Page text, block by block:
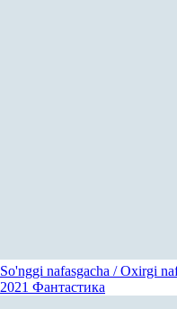
So'nggi nafasgacha / Oxirgi
2021 Фантастика